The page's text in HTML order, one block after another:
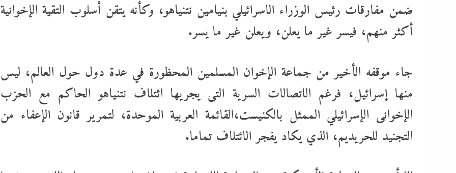
ضمن مفارقات رئيس الوزراء الاسرائيلي بنيامين نتنياهو، وكأنه يتقن أسلوب التقية الإخوانية
أكثر منهم، فيسر غير ما يعلن، ويعلن غير ما يسر.
جاء موقفه الأخير من جماعة الإخوان المسلمين المحظورة في عدة دول حول العالم، ليس
منها إسرائيل، فرغم الاتصالات السرية التى يجريها ائتلاف نتنياهو الحاكم مع الحزب
الإخوانى الإسرائيلي الممثل بالكنيست،القائمة العربية الموحدة، لتمرير قانون الإعفاء من
التجنيد للحريديم، الذي يكاد يفجر الائتلاف تماما.